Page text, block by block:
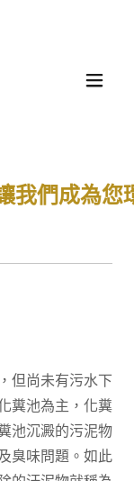
為您環境
但尚未有污水下
糞池為主，化糞
池沉澱的污泥物
臭味問題。如此